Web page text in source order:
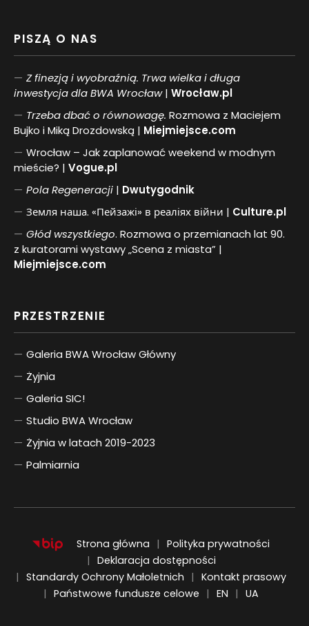
PISZĄ O NAS
Z finezją i wyobraźnią. Trwa wielka i długa
inwestycja dla BWA Wrocław| Wrocław.pl
Trzeba dbać o równowagę. Rozmowa z Maciejem
Bujko i Miką Drozdowską | Miejmiejsce.com
Wrocław – Jak zaplanować weekend w modnym
mieście? | Vogue.pl
PolaRegeneracji | Dwutygodnik
Земля наша. «Пейзажі» в реаліях війни | Culture.pl
Głód wszystkiego. Rozmowa o przemianach lat 90.
z kuratorami wystawy „Scena z miasta” |
Miejmiejsce.com
PRZESTRZENIE
Galeria BWA Wrocław Główny
Żyjnia
Galeria SIC!
Studio BWA Wrocław
Żyjnia w latach 2019-2023
Palmiarnia
Strona główna
Polityka prywatności
Deklaracja dostępności
Standardy Ochrony Małoletnich
Kontakt prasowy
Państwowe fundusze celowe
EN
ENGLISH
UA
UKRAIŃSKI